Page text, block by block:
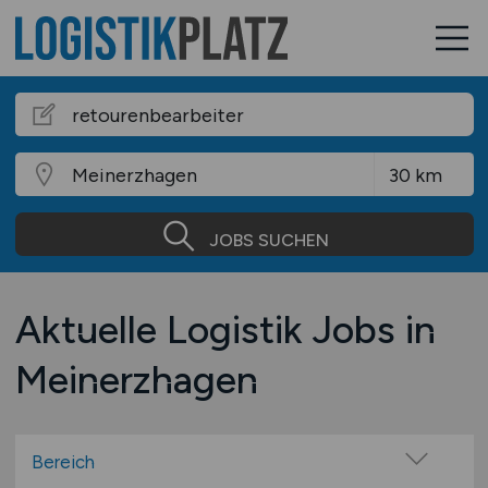
JOBS SUCHEN
Aktuelle Logistik Jobs in
Meinerzhagen
Bereich